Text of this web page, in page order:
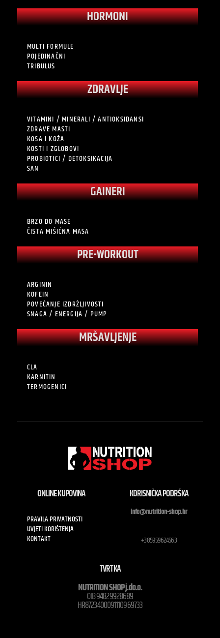
HORMONI
MULTI FORMULE
POJEDINAČNI
TRIBULUS
ZDRAVLJE
VITAMINI / MINERALI / ANTIOKSIDANSI
ZDRAVE MASTI
KOSA I KOŽA
KOSTI I ZGLOBOVI
PROBIOTICI / DETOKSIKACIJA
SAN
GAINERI
BRZO DO MASE
ČISTA MIŠIĆNA MASA
PRE-WORKOUT
ARGININ
KOFEIN
POVEĆANJE IZDRŽLJIVOSTI
SNAGA / ENERGIJA / PUMP
MRŠAVLJENJE
CLA
KARNITIN
TERMOGENICI
ONLINE KUPOVINA
PRAVILA PRIVATNOSTI
UVJETI KORIŠTENJA
KONTAKT
KORISNIČKA PODRŠKA
info@nutrition-shop.hr
+385959624563
TVRTKA
NUTRITION SHOP j.do.o.
OIB 94829928689
HR8723400091110969733